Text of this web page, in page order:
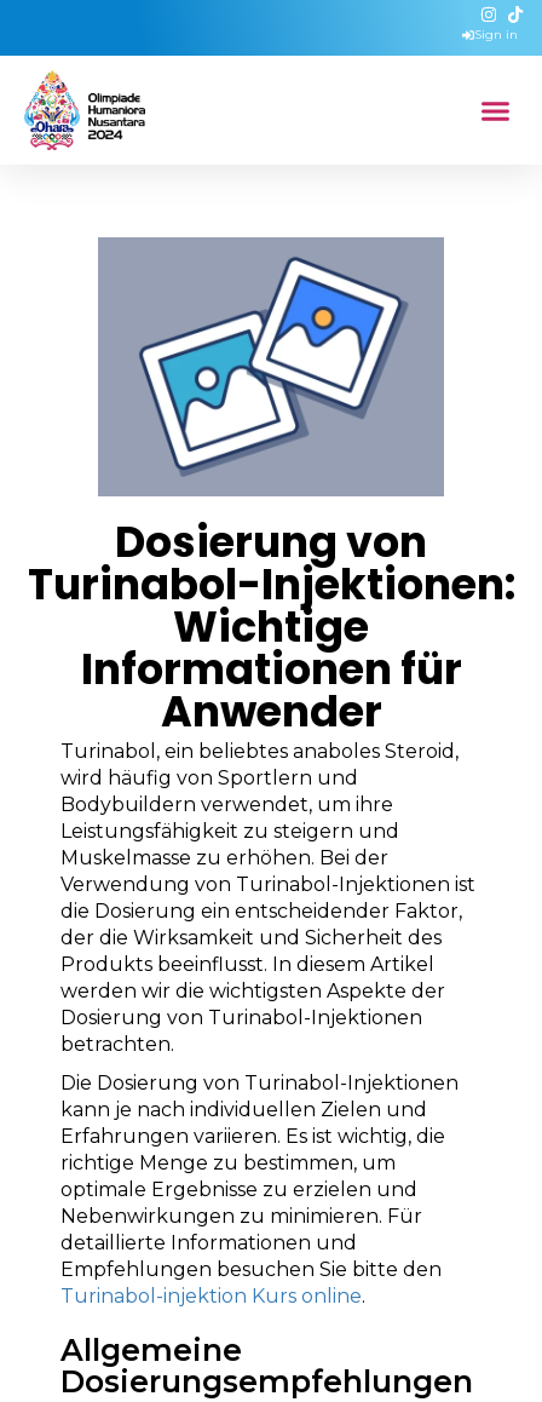
Sign in
Dosierung von
Turinabol-Injektionen:
Wichtige
Informationen für
Anwender
Turinabol, ein beliebtes anaboles Steroid,
wird häufig von Sportlern und
Bodybuildern verwendet, um ihre
Leistungsfähigkeit zu steigern und
Muskelmasse zu erhöhen. Bei der
Verwendung von Turinabol-Injektionen ist
die Dosierung ein entscheidender Faktor,
der die Wirksamkeit und Sicherheit des
Produkts beeinflusst. In diesem Artikel
werden wir die wichtigsten Aspekte der
Dosierung von Turinabol-Injektionen
betrachten.
Die Dosierung von Turinabol-Injektionen
kann je nach individuellen Zielen und
Erfahrungen variieren. Es ist wichtig, die
richtige Menge zu bestimmen, um
optimale Ergebnisse zu erzielen und
Nebenwirkungen zu minimieren. Für
detaillierte Informationen und
Empfehlungen besuchen Sie bitte den
Turinabol-injektion Kurs online.
Allgemeine
Dosierungsempfehlungen